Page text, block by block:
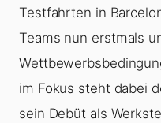
Testfahrten in
Teams nun erstmals
im Fokus steht dabei
sein Debüt als